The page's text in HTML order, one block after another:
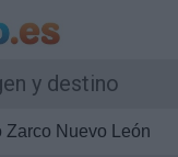
y destino